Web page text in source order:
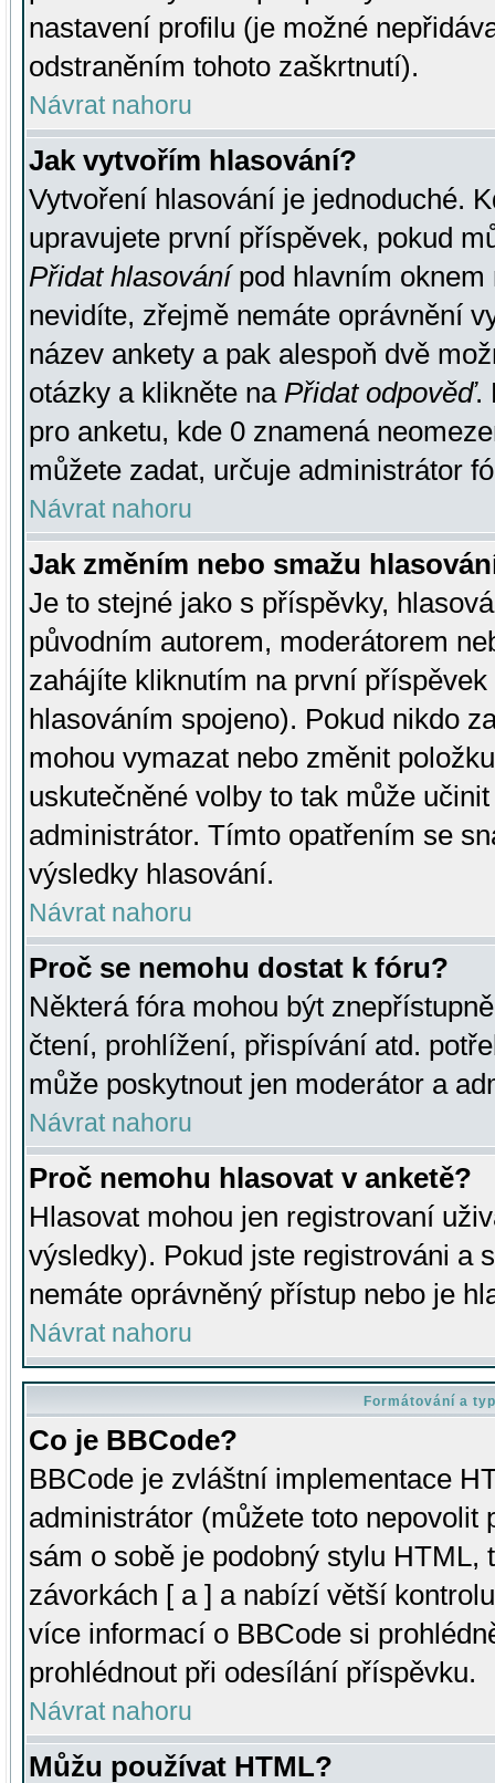
nastavení profilu (je možné
odstraněním tohoto zaškrtnutí).
Návrat nahoru
Jak vytvořím hlasování?
Vytvoření hlasování je jednoduché.
upravujete první příspěvek, pokud
Přidat hlasovánípod hlavním oknem
nevidíte, zřejmě nemáte oprávnění
název ankety a pak alespoň dvě
otázky a klikněte na Přidat odpověď.
pro anketu, kde 0 znamená
můžete zadat, určuje administrátor
Návrat nahoru
Jak změním nebo smažu
Je to stejné jako s příspěvky,
původním autorem, moderátorem
zahájíte kliknutím na první
hlasováním spojeno). Pokud nikdo
mohou vymazat nebo změnit
uskutečněné volby to tak může
administrátor. Tímto opatřením se
výsledky hlasování.
Návrat nahoru
Proč se nemohu dostat k fóru?
Některá fóra mohou být
čtení, prohlížení, přispívání atd.
může poskytnout jen moderátor a
Návrat nahoru
Proč nemohu hlasovat v anketě?
Hlasovat mohou jen registrovaní
výsledky). Pokud jste registrováni a
nemáte oprávněný přístup nebo je
Návrat nahoru
Formátování a
Co je BBCode?
BBCode je zvláštní implementace
administrátor (můžete toto
sám o sobě je podobný stylu HTML,
závorkách [ a ] a nabízí větší
více informací o BBCode si
prohlédnout při odesílání příspěvku.
Návrat nahoru
Můžu používat HTML?